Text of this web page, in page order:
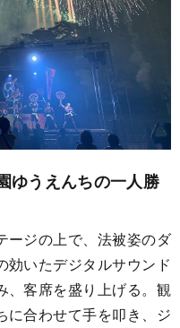
ゆうえんちの一人勝
ージの上で、法被姿のダ
効いたデジタルサウンド
、客席を盛り上げる。観
に合わせて手を叩き、ジ